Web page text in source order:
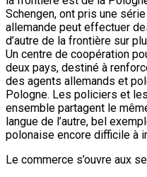
Schengen, ont pris une
allemande peut effectuer
d’autre de la frontière sur
Un centre de coopération
deux pays, destiné à
des agents allemands et
Pologne. Les policiers et
ensemble partagent le
langue de l’autre, bel
polonaise encore difficile à
Le commerce s’ouvre aux